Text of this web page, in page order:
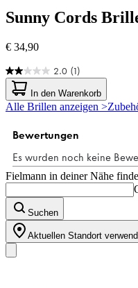
Sunny Cords
€ 34,90
2.0 (1)
2.0
von
5
Sternen.
Bewertung
In den Warenkorb
Alle Brillen anzeigen >
Fielmann in deiner Nähe
Suchen
Aktuellen Standort